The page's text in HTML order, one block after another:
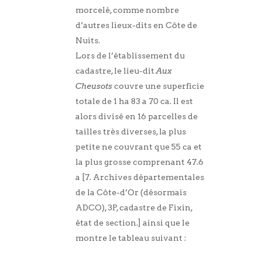
morcelé, comme nombre
d’autres lieux-dits en Côte de
Nuits.
Lors de l’établissement du
cadastre, le lieu-dit Aux
Cheusotscouvre une superficie
totale de 1 ha 83 a 70 ca. Il est
alors divisé en 16 parcelles de
tailles très diverses, la plus
petite ne couvrant que 55 ca et
la plus grosse comprenant 47.6
a [7. Archives départementales
de la Côte-d’Or (désormais
ADCO), 3P, cadastre de Fixin,
état de section.] ainsi que le
montre le tableau suivant :